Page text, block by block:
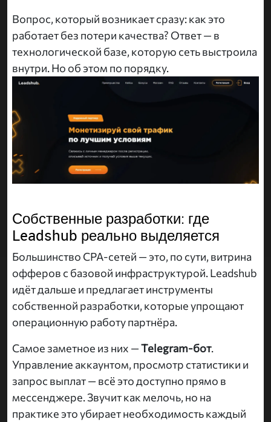
Вопрос, который возникает сразу: как это
работает без потери качества? Ответ — в
технологической базе, которую сеть выстроила
внутри. Но об этом по порядку.
Собственные разработки: где
Leadshub реально выделяется
Большинство CPA-сетей — это, по сути, витрина
офферов с базовой инфраструктурой. Leadshub
идёт дальше и предлагает инструменты
собственной разработки, которые упрощают
операционную работу партнёра.
Самое заметное из них —Telegram-бот.
Управление аккаунтом, просмотр статистики и
запрос выплат — всё это доступно прямо в
мессенджере. Звучит как мелочь, но на
практике это убирает необходимость каждый